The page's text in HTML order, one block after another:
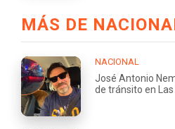
MÁS DE
NACIONAL
José Antonio
de tránsito en Las